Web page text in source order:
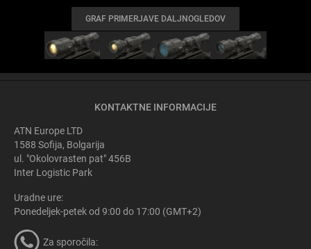
GRAF PRIMERJAVE DALJNOGLEDOV
KONTAKTNE INFORMACIJE
ATN Europe LTD
1588 Sofija, Bolgarija
ul. "Okolovrasten pat" 456B
Inter Logistic Park
Uradne ure:
Ponedeljek-petek od 9:00 do 17:00 (GMT+2)
Za sporočila: